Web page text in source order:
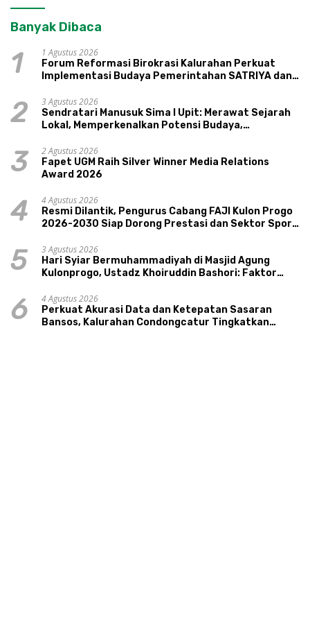
Banyak Dibaca
1
1 Agustus 2026
Forum Reformasi Birokrasi Kalurahan Perkuat
Implementasi Budaya Pemerintahan SATRIYA dan
2
3 Agustus 2026
Sendratari Manusuk Sima I Upit: Merawat Sejarah
Lokal, Memperkenalkan Potensi Budaya,
3
2 Agustus 2026
Fapet UGM Raih Silver Winner Media Relations
Award 2026
4
4 Agustus 2026
Resmi Dilantik, Pengurus Cabang FAJI Kulon Progo
2026-2030 Siap Dorong Prestasi dan Sektor Sport
5
3 Agustus 2026
Hari Syiar Bermuhammadiyah di Masjid Agung
Kulonprogo, Ustadz Khoiruddin Bashori: Faktor
6
4 Agustus 2026
Perkuat Akurasi Data dan Ketepatan Sasaran
Bansos, Kalurahan Condongcatur Tingkatkan